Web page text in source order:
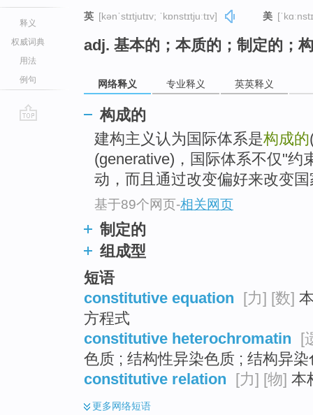
释义
权威词典
用法
例句
英 [kənˈstɪtjutɪv; ˈkɒnstɪtjuːtɪv] 美
adj. 基本的；本质的；制定的；
网络释义 专业释义 英英释义
构成的
建构主义认为国际体系是构成的
(generative)，国际体系不仅"约
动，而且通过改变偏好来改变
基于89个网页-相关网页
制定的
组成型
短语
constitutive equation
[力] [数]
方程式
constitutive heterochromatin
[
色质 ; 结构性异染色质 ; 结构异染
constitutive relation
[力] [物] 本
更多网络短语